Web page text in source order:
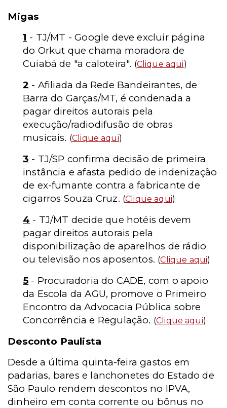
Migas
1 - TJ/MT - Google deve excluir página
do Orkut que chama moradora de
Cuiabá de "a caloteira". (Clique aqui)
2 - Afiliada da Rede Bandeirantes, de
Barra do Garças/MT, é condenada a
pagar direitos autorais pela
execução/radiodifusão de obras
musicais. (Clique aqui)
3 - TJ/SP confirma decisão de primeira
instância e afasta pedido de indenização
de ex-fumante contra a fabricante de
cigarros Souza Cruz. (Clique aqui)
4 - TJ/MT decide que hotéis devem
pagar direitos autorais pela
disponibilização de aparelhos de rádio
ou televisão nos aposentos. (Clique aqui)
5 - Procuradoria do CADE, com o apoio
da Escola da AGU, promove o Primeiro
Encontro da Advocacia Pública sobre
Concorrência e Regulação. (Clique aqui)
Desconto Paulista
Desde a última quinta-feira gastos em
padarias, bares e lanchonetes do Estado de
São Paulo rendem descontos no IPVA,
dinheiro em conta corrente ou bônus no